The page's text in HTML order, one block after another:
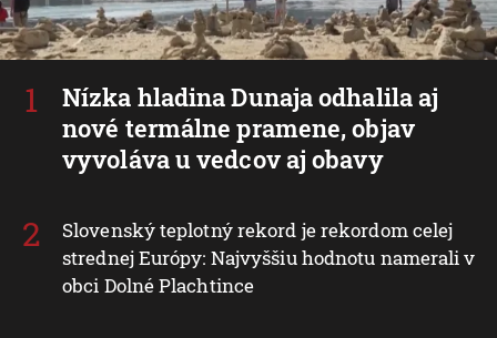
Nízka hladina Dunaja odhalila aj
nové termálne pramene, objav
vyvoláva u vedcov aj obavy
Slovenský teplotný rekord je rekordom celej
strednej Európy: Najvyššiu hodnotu namerali v
obci Dolné Plachtince